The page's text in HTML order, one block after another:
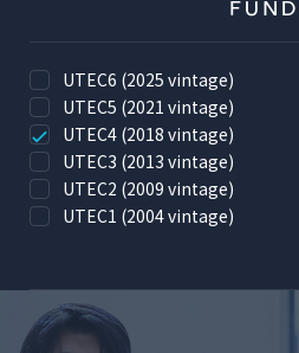
FUND
UTEC6 (2025 vintage)
UTEC5 (2021 vintage)
UTEC4 (2018 vintage)
UTEC3 (2013 vintage)
UTEC2 (2009 vintage)
UTEC1 (2004 vintage)